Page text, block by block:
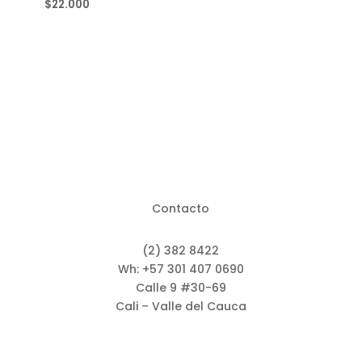
$22.000
Contacto
(2) 382 8422
Wh: +57 301 407 0690
Calle 9 #30-69
Cali – Valle del Cauca